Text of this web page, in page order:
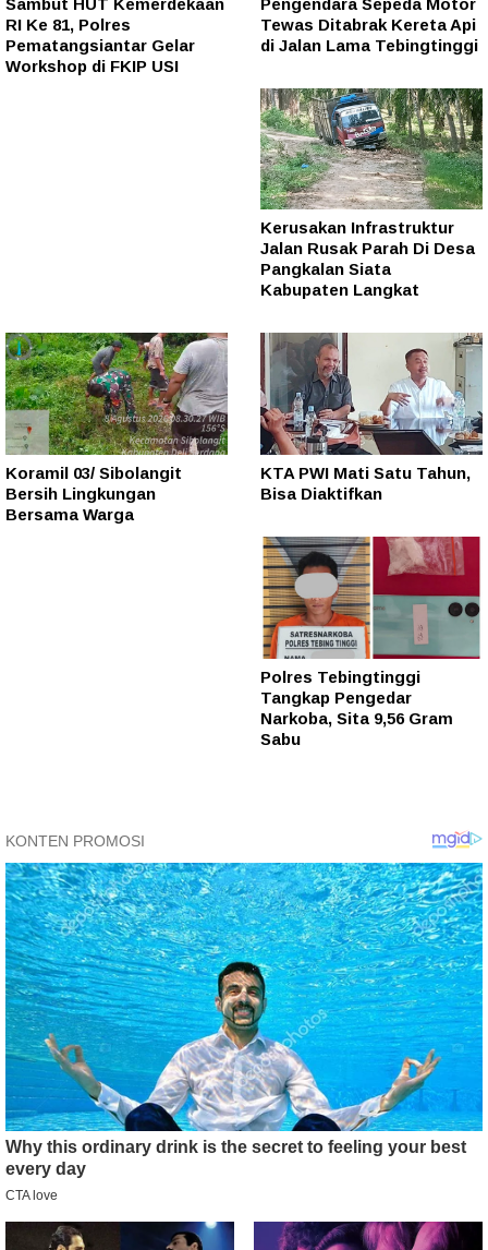
RI Ke 81, Polres
Pematangsiantar Gelar
Workshop di FKIP USI
Tewas Ditabrak Kereta Api
di Jalan Lama Tebingtinggi
Kerusakan Infrastruktur
Jalan Rusak Parah Di Desa
Pangkalan Siata
Kabupaten Langkat
Koramil 03/ Sibolangit
Bersih Lingkungan
Bersama Warga
KTA PWI Mati Satu Tahun,
Bisa Diaktifkan
Polres Tebingtinggi
Tangkap Pengedar
Narkoba, Sita 9,56 Gram
Sabu